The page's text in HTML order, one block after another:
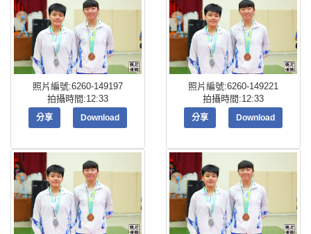
照片編號:6260-149197
拍攝時間:12:33
分享 Download
照片編號:6260-149221
拍攝時間:12:33
分享 Download